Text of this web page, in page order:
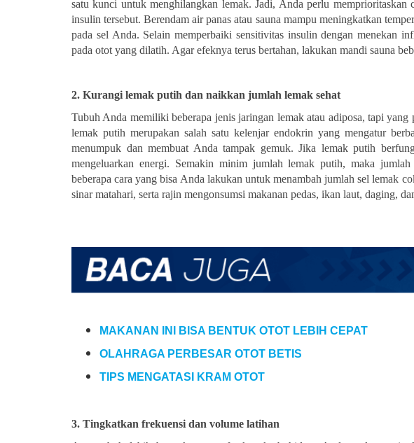
satu kunci untuk menghilangkan lemak. Jadi, Anda perlu memprioritaskan
insulin tersebut. Berendam air panas atau sauna mampu meningkatkan
pada sel Anda. Selain memperbaiki sensitivitas insulin dengan menekan
pada otot yang dilatih. Agar efeknya terus bertahan, lakukan mandi sauna
2. Kurangi lemak putih dan naikkan jumlah lemak sehat
Tubuh Anda memiliki beberapa jenis jaringan lemak atau adiposa, tapi
lemak putih merupakan salah satu kelenjar endokrin yang mengatur
menumpuk dan membuat Anda tampak gemuk. Jika lemak putih
mengeluarkan energi. Semakin minim jumlah lemak putih, maka
beberapa cara yang bisa Anda lakukan untuk menambah jumlah sel lemak
sinar matahari, serta rajin mengonsumsi makanan pedas, ikan laut, daging,
MAKANAN INI BISA BENTUK OTOT LEBIH CEPAT
OLAHRAGA PERBESAR OTOT BETIS
TIPS MENGATASI KRAM OTOT
3. Tingkatkan frekuensi dan volume latihan